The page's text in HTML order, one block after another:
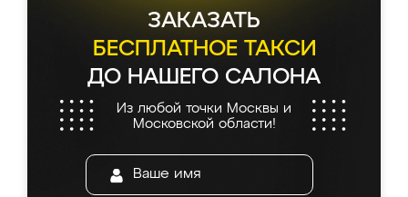
ЗАКАЗАТЬ
БЕСПЛАТНОЕ ТАКСИ
ДО НАШЕГО САЛОНА
Из любой точки Москвы и
Московской области!